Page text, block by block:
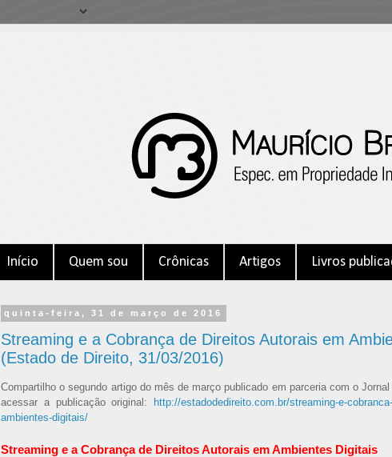
Início Quem sou Crônicas Artigos Livros
quinta-feira, 31 de março de 2016
Streaming e a Cobrança de Direitos Autorais em
(Estado de Direito, 31/03/2016)
Compartilho o segundo artigo do mês de março publicado em parceria com o
acessar a publicação original:
http://estadodedireito.com.br/streaming-e-
ambientes-digitais/
Streaming e a Cobrança de Direitos Autorais em Ambientes Digitais